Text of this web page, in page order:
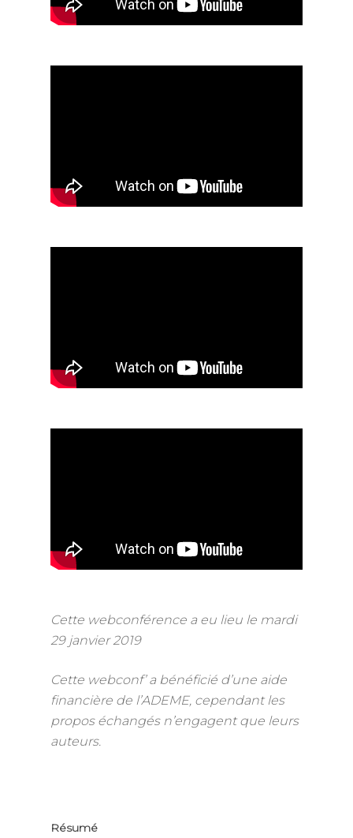
Cette webconférence a eu lieu le mardi
29 janvier 2019
Cette webconf’ a bénéficié d’une aide
financière de l’ADEME, cependant les
propos échangés n’engagent que leurs
auteurs.
Résumé